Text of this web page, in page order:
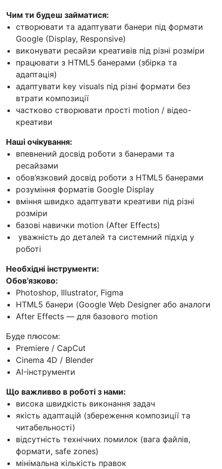
Чим ти будеш займатися:
створювати та адаптувати банери під формати
Google (Display, Responsive)
виконувати ресайзи креативів під різні розміри
працювати з HTML5 банерами (збірка та
адаптація)
адаптувати key visuals під різні формати без
втрати композиції
частково створювати прості motion / відео-
креативи
Наші очікування:
впевнений досвід роботи з банерами та
ресайзами
обов’язковий досвід роботи з HTML5 банерами
розуміння форматів Google Display
вміння швидко адаптувати креативи під різні
розміри
базові навички motion (After Effects)
уважність до деталей та системний підхід у
роботі
Необхідні інструменти:
Обов’язково:
Photoshop, Illustrator, Figma
HTML5 банери (Google Web Designer або аналоги
After Effects — для базового motion
Буде плюсом:
Premiere / CapCut
Cinema 4D / Blender
AI-інструменти
Що важливво в роботі з нами:
висока швидкість виконання задач
якість адаптацій (збереження композиції та
читабельності)
відсутність технічних помилок (вага файлів,
формати, safe zones)
мінімальна кількість правок